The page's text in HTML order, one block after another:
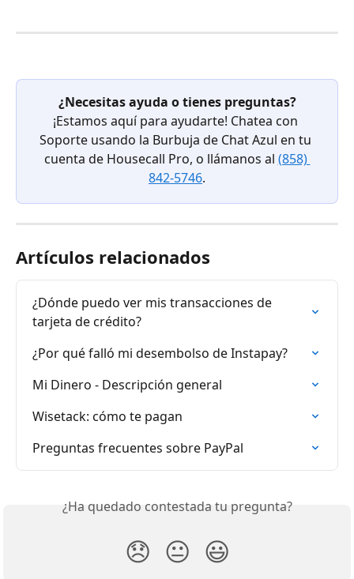
¿Necesitas ayuda o tienes preguntas?
¡Estamos aquí para ayudarte! Chatea con
Soporte usando la Burbuja de Chat Azul en tu
cuenta de Housecall Pro, o llámanos al (858)
842-5746.
Artículos relacionados
¿Dónde puedo ver mis transacciones de
tarjeta de crédito?
¿Por qué falló mi desembolso de Instapay?
Mi Dinero - Descripción general
Wisetack: cómo te pagan
Preguntas frecuentes sobre PayPal
¿Ha quedado contestada tu pregunta?
😞 😐 😃